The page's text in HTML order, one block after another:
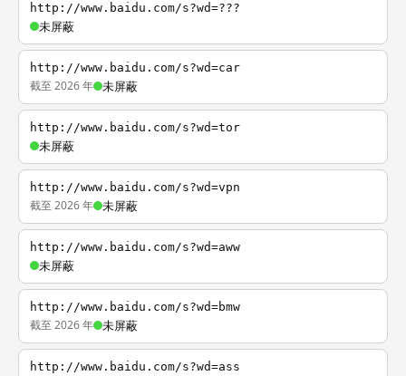
http://www.baidu.com/s?wd=???
未屏蔽
http://www.baidu.com/s?wd=car
截至 2026 年 未屏蔽
http://www.baidu.com/s?wd=tor
未屏蔽
http://www.baidu.com/s?wd=vpn
截至 2026 年 未屏蔽
http://www.baidu.com/s?wd=aww
未屏蔽
http://www.baidu.com/s?wd=bmw
截至 2026 年 未屏蔽
http://www.baidu.com/s?wd=ass